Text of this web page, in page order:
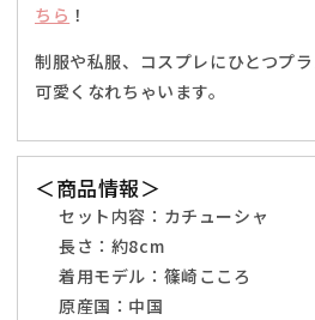
ズ
ワ
イ
ブ
ラ
ッ
ク/
ブ
ラ
ワ
イ
ブ
ッ
ク/
ブ
ラ
ちら ！
制服や私服、コスプレにひとつプ
可愛くなれちゃいます。
＜商品情報＞
セット内容：カチューシャ
長さ：約8cm
着用モデル：篠崎こころ
原産国：中国